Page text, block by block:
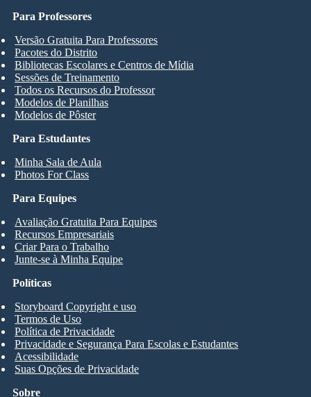
Para Estudantes
Minha Sala de Aula
Photos For Class
Para Professores
Versão Gratuita Para Professores
Pacotes do Distrito
Bibliotecas Escolares e Centros de Mídia
Sessões de Treinamento
Todos os Recursos do Professor
Modelos de Planilhas
Modelos de Pôster
Para Equipes
Avaliação Gratuita Para Equipes
Recursos Empresariais
Criar Para o Trabalho
Junte-se à Minha Equipe
Sobre
Políticas
Storyboard Copyright e uso
Termos de Uso
Política de Privacidade
Privacidade e Segurança Para Escolas e Estudantes
Acessibilidade
Suas Opções de Privacidade